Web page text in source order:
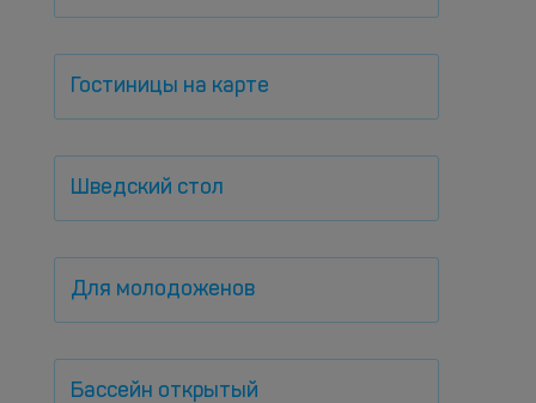
Гостиницы на карте
Шведский стол
Для молодоженов
Бассейн открытый